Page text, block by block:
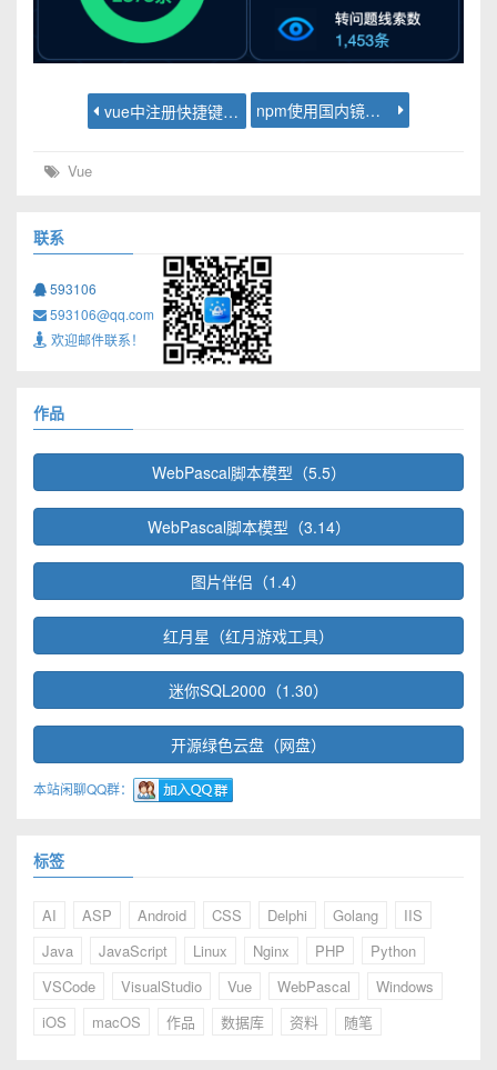
vue中注册快捷键esc关闭弹窗 npm使用国内镜像加速的几种方法
Vue
联系
593106
593106@qq.com
欢迎邮件联系！
作品
WebPascal脚本模型（5.5）
WebPascal脚本模型（3.14）
图片伴侣（1.4）
红月星（红月游戏工具）
迷你SQL2000（1.30）
开源绿色云盘（网盘）
本站闲聊QQ群：
标签
AI ASP Android CSS Delphi Golang
IIS
Java
JavaScript Linux Nginx PHP
Python
VSCode
VisualStudio Vue WebPascal
Windows
iOS
macOS 作品 数据库 资料 随笔